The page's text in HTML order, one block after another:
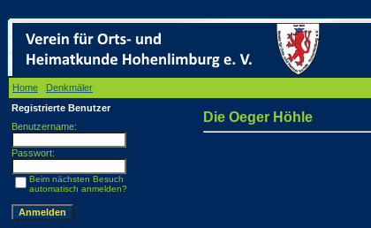
Home Denkmäler
Registrierte Benutzer
Benutzername:
Passwort:
Beim nächsten Besuch
automatisch anmelden?
Die Oeger Höhle